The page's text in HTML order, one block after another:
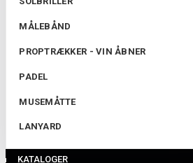
MÅLEBÅND
PROPTRÆKKER - VIN ÅBNER
PADEL
MUSEMÅTTE
LANYARD
KATALOGER